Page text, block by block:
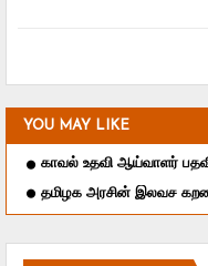
YOU MAY LIKE
காவல் உதவி ஆய்வாளர் பதவி:
தமிழக அரசின் இலவச கறவை